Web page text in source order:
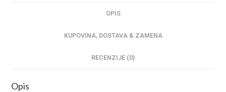
OPIS
KUPOVINA, DOSTAVA & ZAMENA
RECENZIJE (0)
Opis